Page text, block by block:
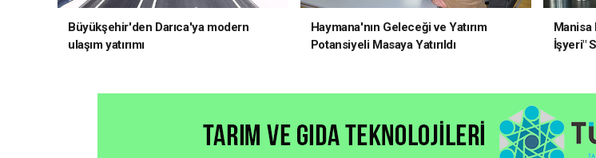
Büyükşehir'den Darıca'ya modern
ulaşım yatırımı
Haymana'nın Geleceği ve Yatırım
Potansiyeli Masaya Yatırıldı
Manisa
İşyeri"